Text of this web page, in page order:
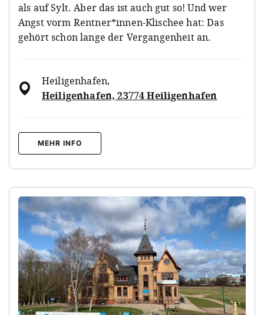
als auf Sylt. Aber das ist auch gut so! Und wer
Angst vorm Rentner*innen-Klischee hat: Das
gehört schon lange der Vergangenheit an.
Heiligenhafen,
Heiligenhafen, 23774 Heiligenhafen
MEHR INFO